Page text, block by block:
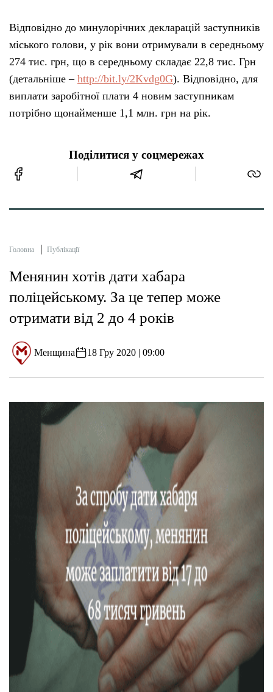
Відповідно до минулорічних декларацій заступників
міського голови, у рік вони отримували в середньому
274 тис. грн, що в середньому складає 22,8 тис. Грн
(детальніше – http://bit.ly/2Kvdg0G). Відповідно, для
виплати заробітної плати 4 новим заступникам
потрібно щонайменше 1,1 млн. грн на рік.
Поділитися у соцмережах
Головна Публікації
Менянин хотів дати хабара
поліцейському. За це тепер може
отримати від 2 до 4 років
Менщина 18 Гру 2020 | 09:00